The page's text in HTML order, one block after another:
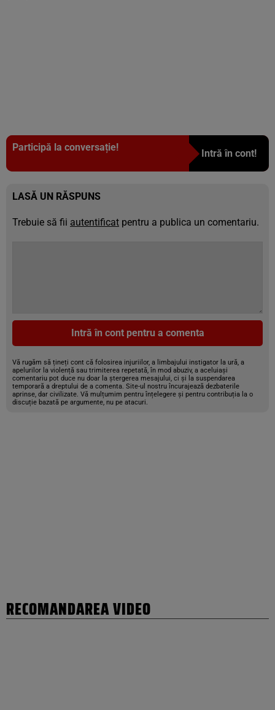
Participă la conversație!
Intră în cont!
LASĂ UN RĂSPUNS
Trebuie să fii autentificat pentru a publica un comentariu.
Intră în cont pentru a comenta
Vă rugăm să țineți cont că folosirea injuriilor, a limbajului instigator la ură, a
apelurilor la violență sau trimiterea repetată, în mod abuziv, a aceluiași
comentariu pot duce nu doar la ștergerea mesajului, ci și la suspendarea
temporară a dreptului de a comenta. Site-ul nostru încurajează dezbaterile
aprinse, dar civilizate. Vă mulțumim pentru înțelegere și pentru contribuția la o
discuție bazată pe argumente, nu pe atacuri.
RECOMANDAREA VIDEO